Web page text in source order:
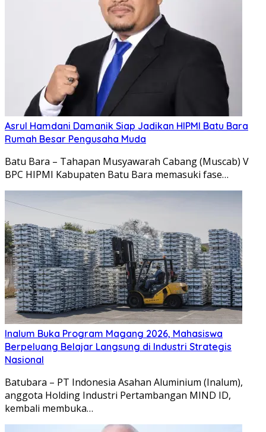
Asrul Hamdani Damanik Siap Jadikan HIPMI Batu Bara
Rumah Besar Pengusaha Muda
Batu Bara – Tahapan Musyawarah Cabang (Muscab) V
BPC HIPMI Kabupaten Batu Bara memasuki fase…
Inalum Buka Program Magang 2026, Mahasiswa
Berpeluang Belajar Langsung di Industri Strategis
Nasional
Batubara – PT Indonesia Asahan Aluminium (Inalum),
anggota Holding Industri Pertambangan MIND ID,
kembali membuka…